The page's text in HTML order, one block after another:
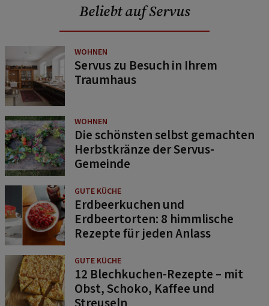
Beliebt auf Servus
WOHNEN
Servus zu Besuch in Ihrem
Traumhaus
WOHNEN
Die schönsten selbst gemachten
Herbstkränze der Servus-
Gemeinde
GUTE KÜCHE
Erdbeerkuchen und
Erdbeertorten: 8 himmlische
Rezepte für jeden Anlass
GUTE KÜCHE
12 Blechkuchen-Rezepte – mit
Obst, Schoko, Kaffee und